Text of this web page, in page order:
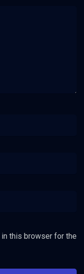
this browser for the